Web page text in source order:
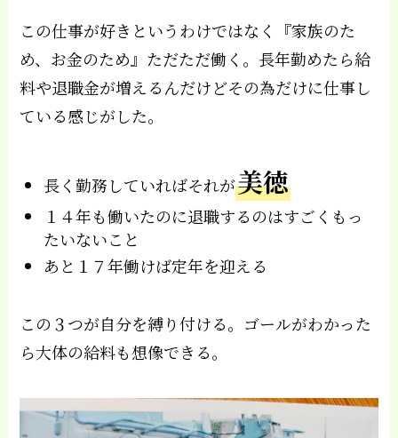
この仕事が好きというわけではなく『家族のた
め、お金のため』ただただ働く。長年勤めたら給
料や退職金が増えるんだけどその為だけに仕事し
ている感じがした。
長く勤務していればそれが美徳
１４年も働いたのに退職するのはすごくもっ
たいないこと
あと１７年働けば定年を迎える
この３つが自分を縛り付ける。ゴールがわかった
ら大体の給料も想像できる。